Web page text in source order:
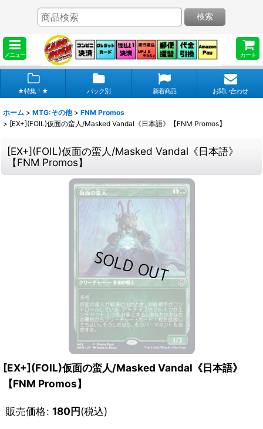
メニュー カート
検索
★特集！★ パック別 新着商品 お問い合わせ
ホーム > MTG:その他 > FNM Promos
> [EX+](FOIL)仮面の蛮人/Masked Vandal《日本語》【FNM Promos】
[EX+](FOIL)仮面の蛮人/Masked Vandal《日本語》
【FNM Promos】
[EX+](FOIL)仮面の蛮人/Masked Vandal《日本語》
【FNM Promos】
販売価格: 180円(税込)